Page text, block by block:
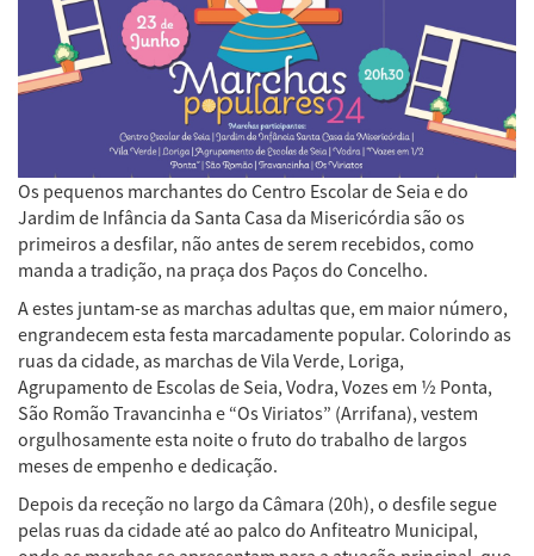
Os pequenos marchantes do Centro Escolar de Seia e do
Jardim de Infância da Santa Casa da Misericórdia são os
primeiros a desfilar, não antes de serem recebidos, como
manda a tradição, na praça dos Paços do Concelho.
A estes juntam-se as marchas adultas que, em maior número,
engrandecem esta festa marcadamente popular. Colorindo as
ruas da cidade, as marchas de Vila Verde, Loriga,
Agrupamento de Escolas de Seia, Vodra, Vozes em ½ Ponta,
São Romão Travancinha e “Os Viriatos” (Arrifana), vestem
orgulhosamente esta noite o fruto do trabalho de largos
meses de empenho e dedicação.
Depois da receção no largo da Câmara (20h), o desfile segue
pelas ruas da cidade até ao palco do Anfiteatro Municipal,